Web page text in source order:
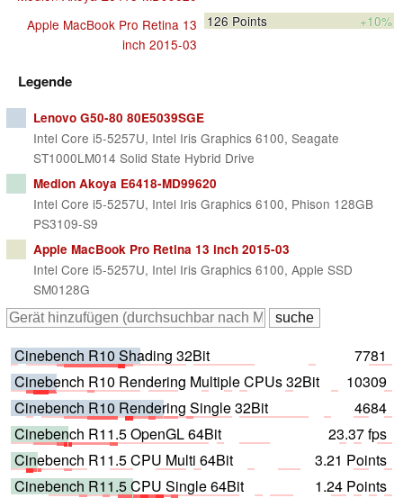
Apple MacBook Pro Retina 13
inch 2015-03
126 Points +10%
Legende
Lenovo G50-80 80E5039SGE
Intel Core i5-5257U, Intel Iris Graphics 6100, Seagate
ST1000LM014 Solid State Hybrid Drive
Medion Akoya E6418-MD99620
Intel Core i5-5257U, Intel Iris Graphics 6100, Phison 128GB
PS3109-S9
Apple MacBook Pro Retina 13 inch 2015-03
Intel Core i5-5257U, Intel Iris Graphics 6100, Apple SSD
SM0128G
Cinebench R10 Shading 32Bit
7781
Cinebench R10 Rendering Multiple CPUs 32Bit
10309
Cinebench R10 Rendering Single 32Bit
4684
Cinebench R11.5 OpenGL 64Bit
23.37 fps
Cinebench R11.5 CPU Multi 64Bit
3.21 Points
Cinebench R11.5 CPU Single 64Bit
1.24 Points